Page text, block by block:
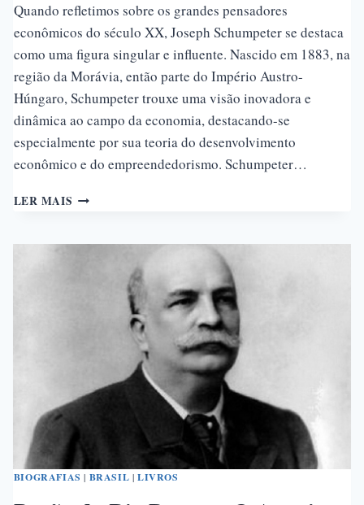
Quando refletimos sobre os grandes pensadores
econômicos do século XX, Joseph Schumpeter se destaca
como uma figura singular e influente. Nascido em 1883, na
região da Morávia, então parte do Império Austro-
Húngaro, Schumpeter trouxe uma visão inovadora e
dinâmica ao campo da economia, destacando-se
especialmente por sua teoria do desenvolvimento
econômico e do empreendedorismo. Schumpeter…
LER MAIS JOSEPH
PROFETA
‘DESTRUIÇÃO
CRIATIVA’
CAPITALISMO
BIOGRAFIAS | BRASIL | LIVROS